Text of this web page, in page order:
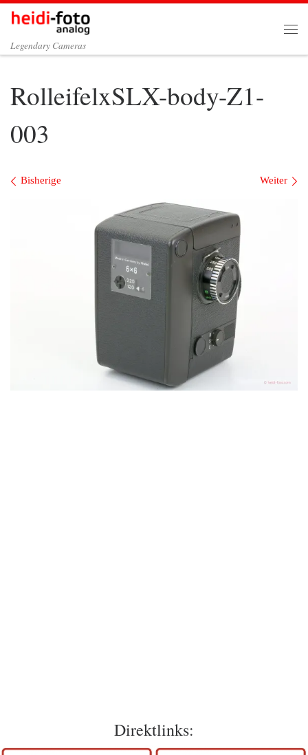
Zum Inhalt springen
Legendary Cameras
RolleifelxSLX-body-Z1-
003
Bilder Navigation
Bisherige Weiter
Direktlinks: